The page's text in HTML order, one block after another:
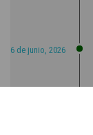
6 de junio, 2026